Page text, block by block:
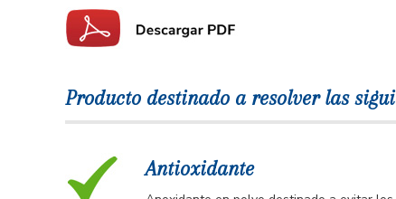
Producto destinado a resolver las
Antioxidante